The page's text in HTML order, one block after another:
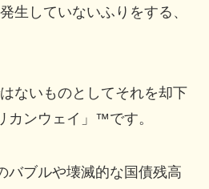
生していないふりをする、
ないものとしてそれを却下
カンウェイ」™です。
バブルや壊滅的な国債残高